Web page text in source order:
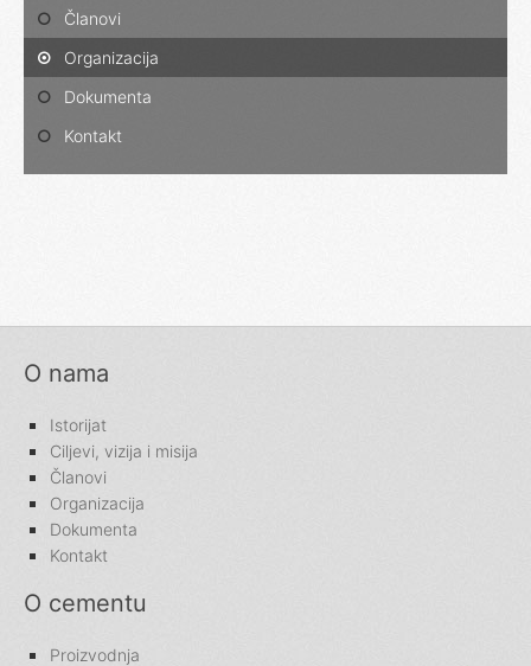
Članovi
Organizacija
Dokumenta
Kontakt
O nama
Istorijat
Ciljevi, vizija i misija
Članovi
Organizacija
Dokumenta
Kontakt
O cementu
Proizvodnja